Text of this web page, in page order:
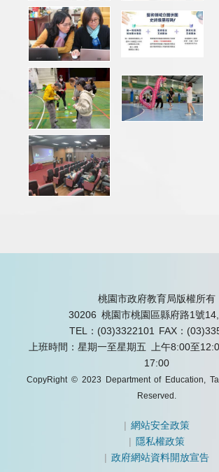
桃園市政府教育局版權所有
30206 桃園市桃園區縣府路1號
TEL：(03)3322101
FAX：
上班時間：星期一至星期五 上午8:00至
17:00
CopyRight © 2023 Department of Education,
Reserved.
|網站安全政策
| 隱私權政策
|政府網站資料開放宣告